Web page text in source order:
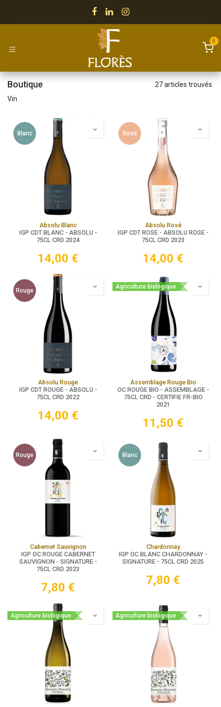
0
Boutique
27 articles trouvés.
Vin
Blanc
Absolu Blanc
IGP CDT BLANC - ABSOLU -
75CL CRD 2024
14,00 €
Rosé
Absolu Rosé
IGP CDT ROSE - ABSOLU ROSE -
75CL CRD 2023
14,00 €
Rouge
Absolu Rouge
IGP CDT ROUGE - ABSOLU -
75CL CRD 2022
14,00 €
Agriculture biologique
Assemblage Rouge Bio
OC ROUGE BIO - ASSEMBLAGE -
75CL CRD - CERTIFIE FR-BIO
2021
11,50 €
Rouge
Cabernet Sauvignon
IGP OC ROUGE CABERNET
SAUVIGNON - SIGNATURE -
75CL CRD 2023
7,80 €
Blanc
Chardonnay
IGP OC BLANC CHARDONNAY -
SIGNATURE - 75CL CRD 2025
7,80 €
Agriculture biologique Agriculture biologique